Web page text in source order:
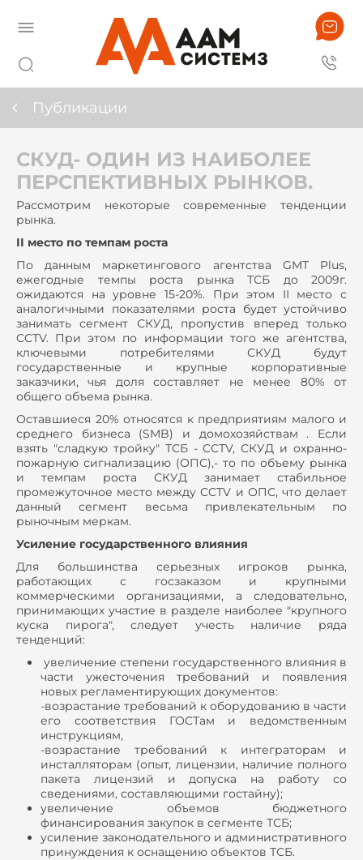
Публикации
СКУД- ОДИН ИЗ НАИБОЛЕЕ
ПЕРСПЕКТИВНЫХ РЫНКОВ.
Рассмотрим некоторые современные тенденции
рынка.
II место по темпам роста
По данным маркетингового агентства GMT Plus,
ежегодные темпы роста рынка ТСБ до 2009г.
ожидаются на уровне 15-20%. При этом II место с
аналогичными показателями роста будет устойчиво
занимать сегмент СКУД, пропустив вперед только
CCTV. При этом по информации того же агентства,
ключевыми потребителями СКУД будут
государственные и крупные корпоративные
заказчики, чья доля составляет не менее 80% от
общего объема рынка.
Оставшиеся 20% относятся к предприятиям малого и
среднего бизнеса (SMB) и домохозяйствам . Если
взять "сладкую тройку" ТСБ - CCTV, СКУД и охранно-
пожарную сигнализацию (ОПС),- то по объему рынка
и темпам роста СКУД занимает стабильное
промежуточное место между CCTV и ОПС, что делает
данный сегмент весьма привлекательным по
рыночным меркам.
Усиление государственного влияния
Для большинства серьезных игроков рынка,
работающих с госзаказом и крупными
коммерческими организациями, а следовательно,
принимающих участие в разделе наиболее "крупного
куска пирога", следует учесть наличие ряда
тенденций:
увеличение степени государственного влияния в
части ужесточения требований и появления
новых регламентирующих документов:
-возрастание требований к оборудованию в части
его соответствия ГОСТам и ведомственным
инструкциям,
-возрастание требований к интеграторам и
инсталляторам (опыт, лицензии, наличие полного
пакета лицензий и допуска на работу со
сведениями, составляющими гостайну);
увеличение объемов бюджетного
финансирования закупок в сегменте ТСБ;
усиление законодательного и административного
принуждения к оснащению объектов ТСБ.